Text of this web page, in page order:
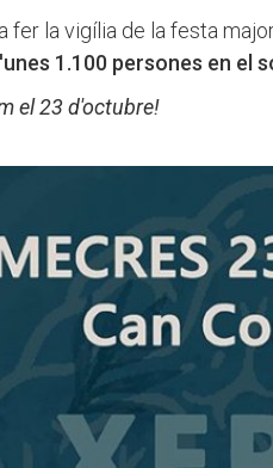
fer la vigília de la festa
1.100 persones en el
el 23 d'octubre!